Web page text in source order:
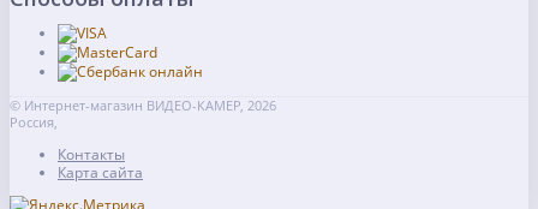
© Интернет-магазин ВИДЕО-КАМЕР, 2026
Россия,
Контакты
Карта сайта